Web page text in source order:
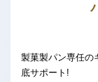
製菓製パン専任の
底サポート!